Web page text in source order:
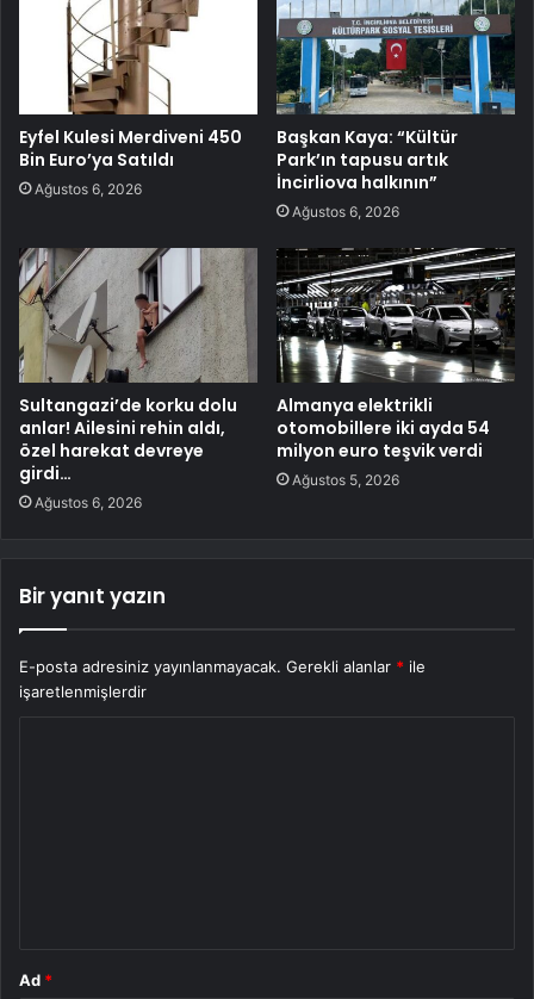
Eyfel Kulesi Merdiveni 450
Bin Euro’ya Satıldı
Ağustos 6, 2026
Başkan Kaya: “Kültür
Park’ın tapusu artık
İncirliova halkının”
Ağustos 6, 2026
Sultangazi’de korku dolu
anlar! Ailesini rehin aldı,
özel harekat devreye
girdi…
Ağustos 6, 2026
Almanya elektrikli
otomobillere iki ayda 54
milyon euro teşvik verdi
Ağustos 5, 2026
Bir yanıt yazın
E-posta adresiniz yayınlanmayacak. Gerekli alanlar * ile
işaretlenmişlerdir
Ad *